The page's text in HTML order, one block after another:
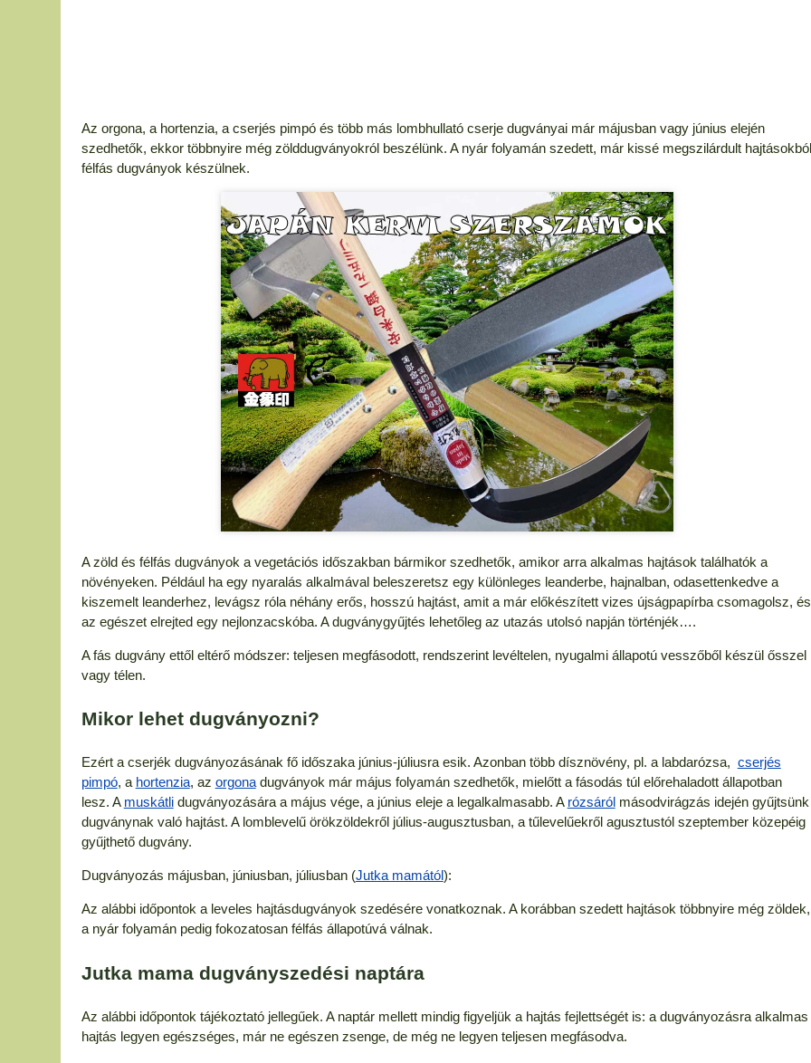
Az orgona, a hortenzia, a cserjés pimpó és több más lombhullató cserje dugványai már májusban vagy június elején
szedhetők, ekkor többnyire még zölddugványokról beszélünk. A nyár folyamán szedett, már kissé megszilárdult hajtásokból
félfás dugványok készülnek.
A zöld és félfás dugványok a vegetációs időszakban bármikor szedhetők, amikor arra alkalmas hajtások találhatók a
növényeken. Például ha egy nyaralás alkalmával beleszeretsz egy különleges leanderbe, hajnalban, odasettenkedve a
kiszemelt leanderhez, levágsz róla néhány erős, hosszú hajtást, amit a már előkészített vizes újságpapírba csomagolsz, és
az egészet elrejted egy nejlonzacskóba. A dugványgyűjtés lehetőleg az utazás utolsó napján történjék….
A fás dugvány ettől eltérő módszer: teljesen megfásodott, rendszerint levéltelen, nyugalmi állapotú vesszőből készül ősszel
vagy télen.
Mikor lehet dugványozni?
Ezért a cserjék dugványozásának fő időszaka június-júliusra esik. Azonban több dísznövény, pl. a labdarózsa, cserjés
pimpó, a hortenzia, az orgonadugványok már május folyamán szedhetők, mielőtt a fásodás túl előrehaladott állapotban
lesz. A muskátlidugványozására a május vége, a június eleje a legalkalmasabb. A rózsárólmásodvirágzás idején gyűjtsünk
dugványnak való hajtást. A lomblevelű örökzöldekről július-augusztusban, a tűlevelűekről agusztustól szeptember közepéig
gyűjthető dugvány.
Dugványozás májusban, júniusban, júliusban (Jutka mamától):
Az alábbi időpontok a leveles hajtásdugványok szedésére vonatkoznak. A korábban szedett hajtások többnyire még zöldek,
a nyár folyamán pedig fokozatosan félfás állapotúvá válnak.
Jutka mama dugványszedési naptára
Az alábbi időpontok tájékoztató jellegűek. A naptár mellett mindig figyeljük a hajtás fejlettségét is: a dugványozásra alkalmas
hajtás legyen egészséges, már ne egészen zsenge, de még ne legyen teljesen megfásodva.